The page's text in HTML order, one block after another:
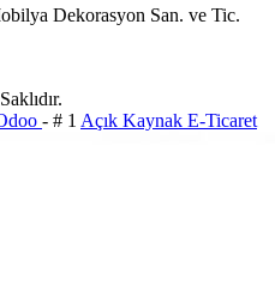
Dekorasyon San. ve Tic.
- # 1 Açık Kaynak E-Ticaret